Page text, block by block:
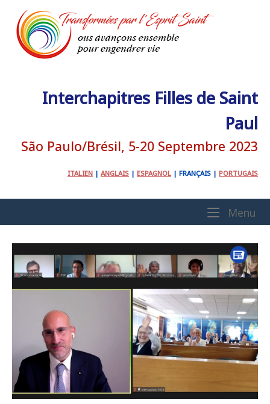
content
Interchapitres Filles de Saint
Paul
São Paulo/Brésil, 5-20 Septembre 2023
ITALIEN | ANGLAIS | ESPAGNOL | FRANÇAIS | PORTUGAIS
Menu